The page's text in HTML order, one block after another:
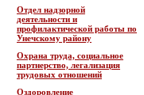
Отдел надзорной
деятельности и
профилактической работы по
Унечскому району
Охрана труда, социальное
партнерство, легализация
трудовых отношений
Оздоровление